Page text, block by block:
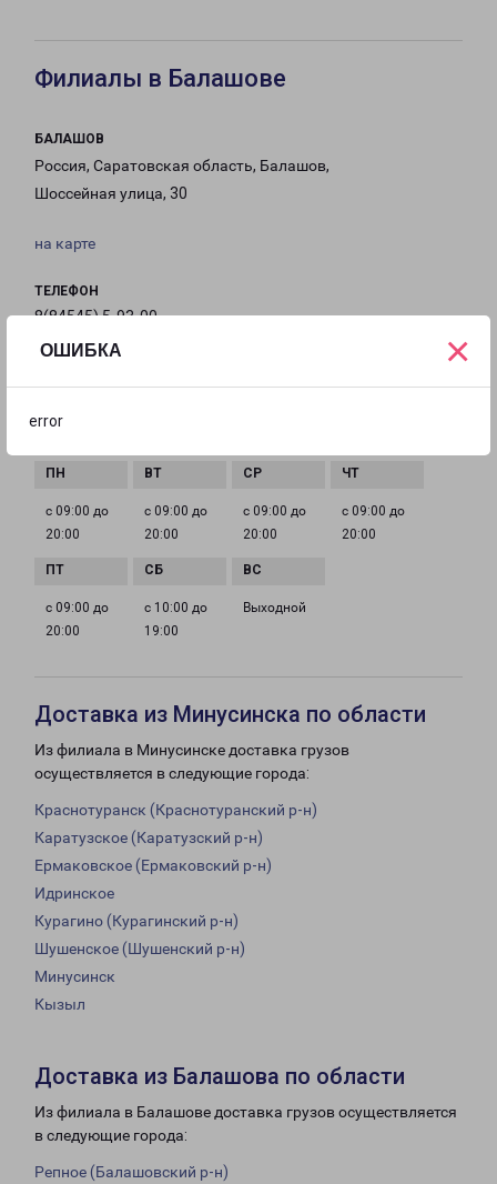
ОШИБКА
error
×
Филиалы в Балашове
БАЛАШОВ
Россия, Саратовская область, Балашов,
Шоссейная улица, 30
на карте
ТЕЛЕФОН
8(84545) 5-93-00
balashov-fr@pecom.ru
с 09:00 до
20:00
с 09:00 до
20:00
с 09:00 до
20:00
с 09:00 до
20:00
с 09:00 до
20:00
с 10:00 до
19:00
Выходной
Доставка из Минусинска по области
Из филиала в Минусинске доставка грузов
осуществляется в следующие города:
Краснотуранск (Краснотуранский р-н)
Каратузское (Каратузский р-н)
Ермаковское (Ермаковский р-н)
Идринское
Курагино (Курагинский р-н)
Шушенское (Шушенский р-н)
Минусинск
Кызыл
Доставка из Балашова по области
Из филиала в Балашове доставка грузов осуществляется
в следующие города:
Репное (Балашовский р-н)